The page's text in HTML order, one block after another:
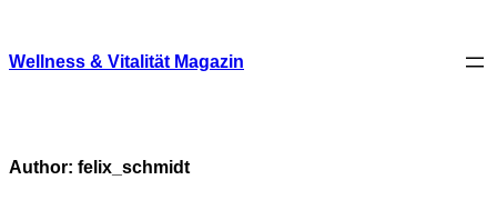
content
Wellness & Vitalität Magazin
Author: felix_schmidt